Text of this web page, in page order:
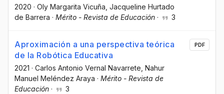
2020 · Oly Margarita Vicuña , Jacqueline Hurtado
de Barrera · Mérito - Revista de Educación · 3
Aproximación a una perspectiva teórica
de la Robótica Educativa
2021 · Carlos Antonio Vernal Navarrete , Nahur
Manuel Meléndez Araya · Mérito - Revista de
Educación · 3
PDF